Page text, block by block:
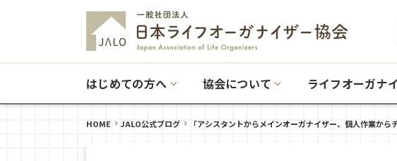
はじめての方へ 協会について ライフオーガナ
HOME JALO公式ブログ 「アシスタントからメインオーガナイザー、個人作業か